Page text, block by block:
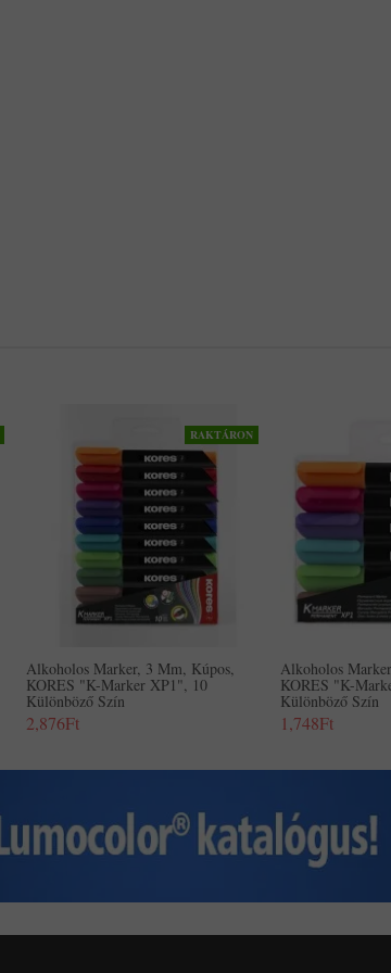
RAKTÁRON
Alkoholos Marker, 3 Mm, Kúpos,
KORES "K-Marker XP1", 10
Különböző Szín
2,876Ft
Alkoholos
KORES "K-
Különböző Szín
1,748Ft